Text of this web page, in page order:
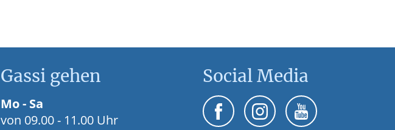
Gassi gehen
Mo - Sa
von 09.00 - 11.00 Uhr
Social Media